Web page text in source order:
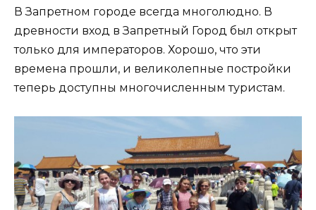
В Запретном городе всегда многолюдно. В
древности вход в Запретный Город был открыт
только для императоров. Хорошо, что эти
времена прошли, и великолепные постройки
теперь доступны многочисленным туристам.